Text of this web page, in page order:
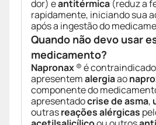
dor) eantitérmica (reduz a
rapidamente, iniciando sua
após a ingestão do
Quando não devo usar
medicamento?
Napronax® é
apresentemalergiaao
componente do
apresentadocrise de asma,
outrasreações alérgicas